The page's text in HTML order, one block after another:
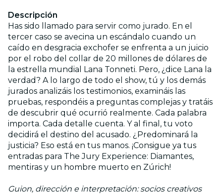
Descripción
Has sido llamado para servir como jurado. En el
tercer caso se avecina un escándalo cuando un
caído en desgracia exchofer se enfrenta a un juicio
por el robo del collar de 20 millones de dólares de
la estrella mundial Lana Tonneti. Pero, ¿dice Lana la
verdad? A lo largo de todo el show, tú y los demás
jurados analizáis los testimonios, examináis las
pruebas, respondéis a preguntas complejas y tratáis
de descubrir qué ocurrió realmente. Cada palabra
importa. Cada detalle cuenta. Y al final, tu voto
decidirá el destino del acusado. ¿Predominará la
justicia? Eso está en tus manos. ¡Consigue ya tus
entradas para The Jury Experience: Diamantes,
mentiras y un hombre muerto en Zúrich!
Guion, dirección e interpretación: socios creativos